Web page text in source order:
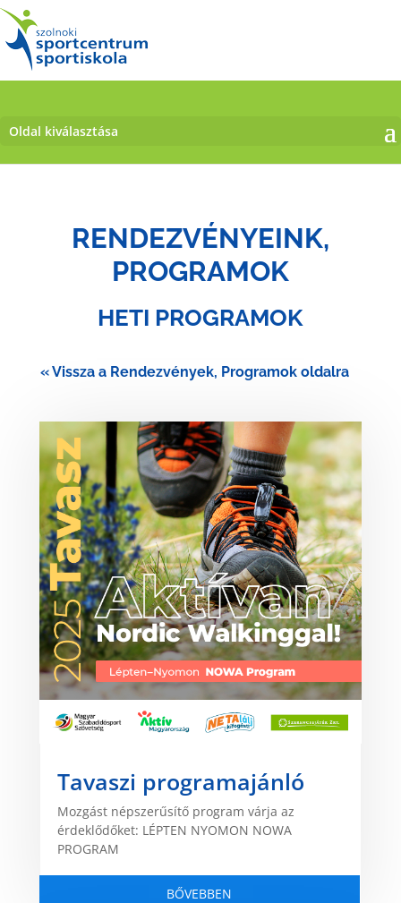
Oldal kiválasztása
RENDEZVÉNYEINK,
PROGRAMOK
HETI PROGRAMOK
« Vissza a Rendezvények, Programok oldalra
Tavaszi programajánló
Mozgást népszerűsítő program várja az
érdeklődőket: LÉPTEN NYOMON NOWA
PROGRAM
BŐVEBBEN